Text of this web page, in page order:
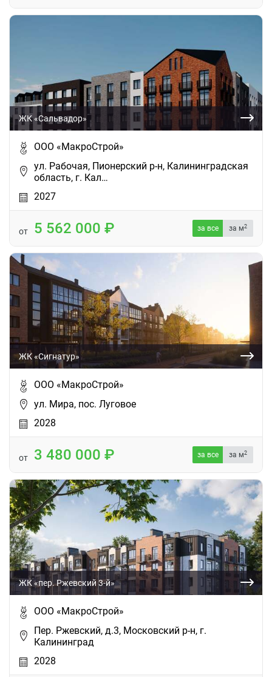
ЖК «Сальвадор»
ООО «МакроСтрой»
ул. Рабочая, Пионерский р-н, Калининградская
область, г. Кал…
2027
от 5 562 000 за все за м2
ЖК «Сигнатур»
ООО «МакроСтрой»
ул. Мира, пос. Луговое
2028
от 3 480 000 за все за м2
ЖК «пер. Ржевский 3-й»
ООО «МакроСтрой»
Пер. Ржевский, д.3, Московский р-н, г.
Калининград
2028